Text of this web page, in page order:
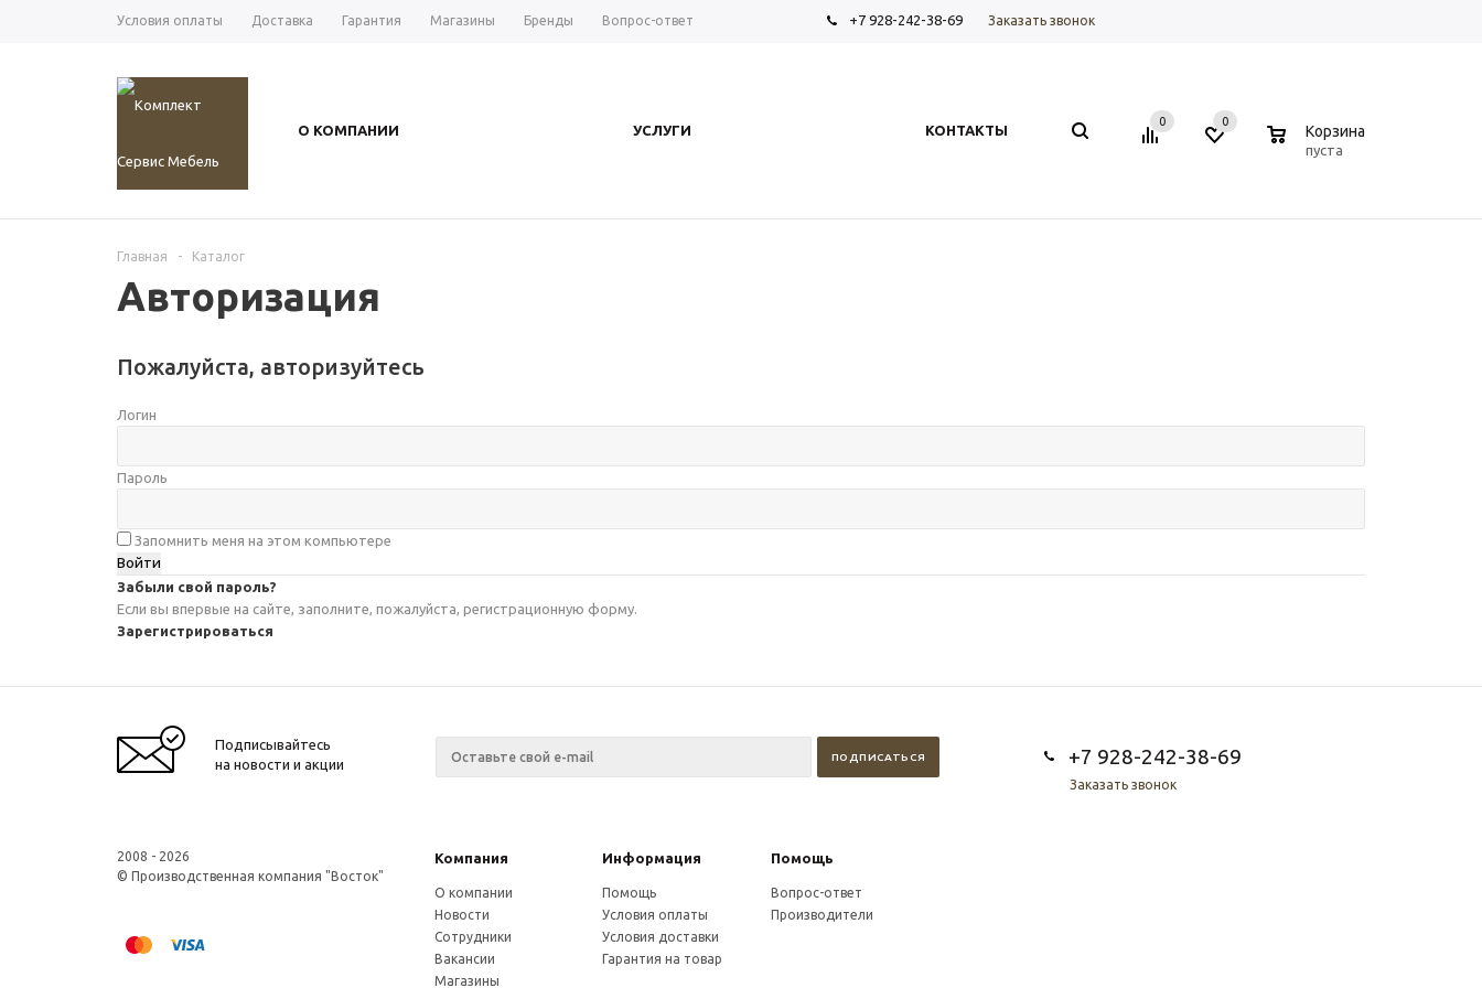
Условия оплаты Доставка Гарантия Магазины Бренды Вопрос-ответ +7 928-242-38-69 Заказать звонок
О КОМПАНИИ УСЛУГИ КОНТАКТЫ
0 0
Корзина
пуста
Главная - Каталог
Авторизация
Пожалуйста, авторизуйтесь
Логин
Пароль
Запомнить меня на этом компьютере
Забыли свой пароль?
Если вы впервые на сайте, заполните, пожалуйста, регистрационную форму.
Зарегистрироваться
Подписывайтесь
на новости и акции
+7 928-242-38-69
Заказать звонок
2008 - 2026
© Производственная компания "Восток"
Компания Информация Помощь
О компании
Новости
Сотрудники
Вакансии
Магазины
Помощь
Условия оплаты
Условия доставки
Гарантия на товар
Вопрос-ответ
Производители